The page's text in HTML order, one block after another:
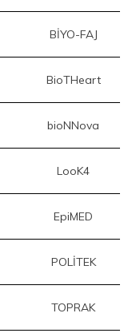
BİYO-FAJ
BioTHeart
bioNNova
LooK4
EpiMED
POLİTEK
TOPRAK